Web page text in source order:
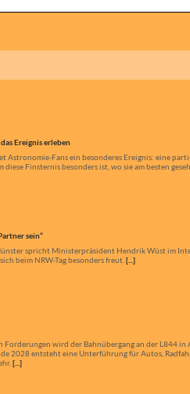
Ereignis erleben
Astronomie-Fans ein besonderes Ereignis: eine
diese Finsternis besonders ist, wo sie am besten
sein“
spricht Ministerpräsident Hendrik Wüst im
beim NRW-Tag besonders freut. [...]
Forderungen wird der Bahnübergang an der L844
2028 entsteht eine Unterführung für Autos,
[...]